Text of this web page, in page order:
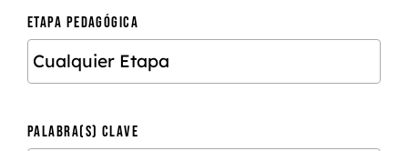
ETAPA PEDAGÓGICA
PALABRA(S) CLAVE